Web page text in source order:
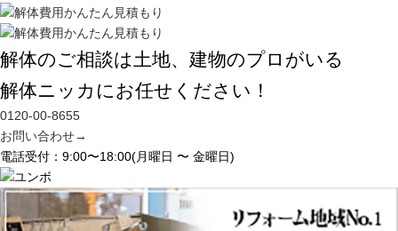
解体のご相談は土地、建物のプロがいる
解体ニッカにお任せください！
0120-00-8655
お問い合わせ→
電話受付：9:00〜18:00(月曜日 〜 金曜日)